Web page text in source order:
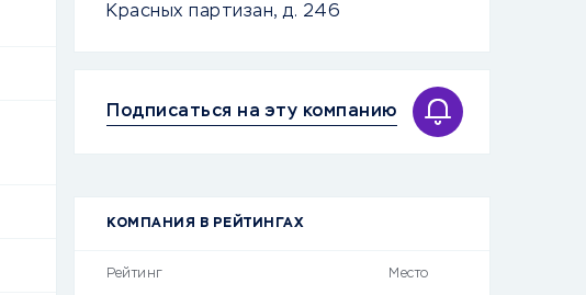
Красных партизан, д. 246
Подписаться на эту компанию
КОМПАНИЯ В РЕЙТИНГАХ
Рейтинг Место